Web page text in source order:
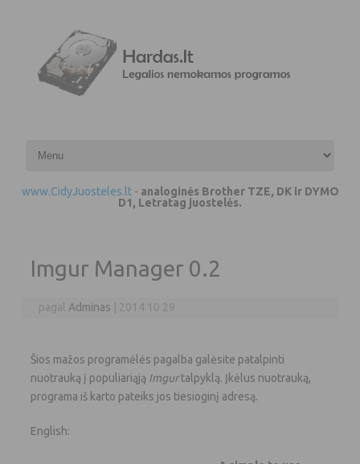
www.CidyJuosteles.lt- analoginės Brother TZE, DK ir DYMO
D1, Letratag juostelės.
Imgur Manager 0.2
pagal Adminas 2014 10 29
Šios mažos programėlės pagalba galėsite patalpinti
nuotrauką į populiariąją Imgurtalpyklą. Įkėlus nuotrauką,
programa iš karto pateiks jos tiesioginį adresą.
English: